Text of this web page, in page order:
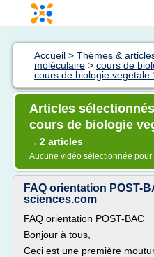
Accueil > Thèmes &
moléculaire > cours de
cours de biologie vegetale
Articles
cours de biologie
→ 2 articles
Aucune vidéo sélectionnée pour
FAQ orientation POST-
sciences.com
FAQ orientation POST-BAC
Bonjour à tous,
Ceci est une première